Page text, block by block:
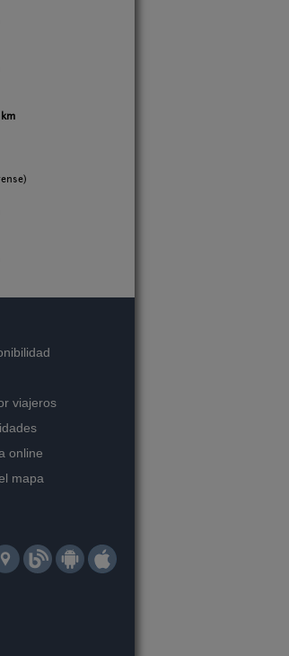
viajeros
online
mapa